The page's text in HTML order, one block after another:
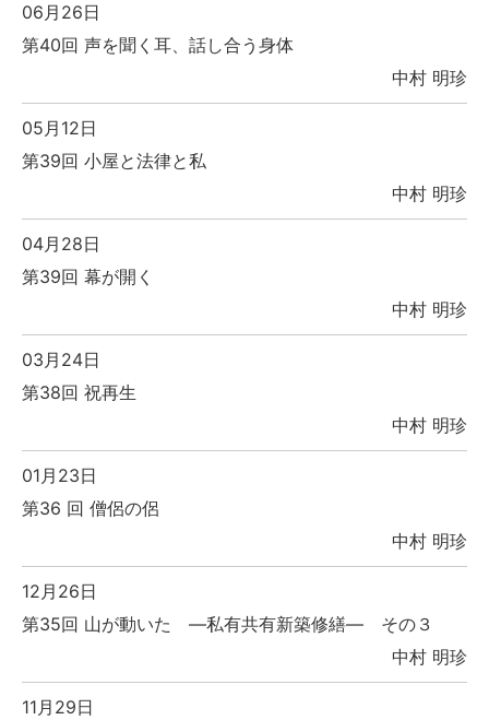
06月26日
第40回 声を聞く耳、話し合う身体
中村 明珍
05月12日
第39回 小屋と法律と私
中村 明珍
04月28日
第39回 幕が開く
中村 明珍
03月24日
第38回 祝再生
中村 明珍
01月23日
第36 回 僧侶の侶
中村 明珍
12月26日
第35回 山が動いた ―私有共有新築修繕― その３
中村 明珍
11月29日